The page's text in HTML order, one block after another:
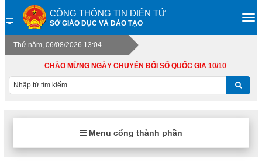
CỔNG THÔNG TIN ĐIỆN TỬ
SỞ GIÁO DỤC VÀ ĐÀO TẠO
Thứ năm, 06/08/2026 13:04
CHÀO MỪNG NGÀY CHUYỂN ĐỔI SỐ QUỐC GIA 10/10
Menu cổng thành phần